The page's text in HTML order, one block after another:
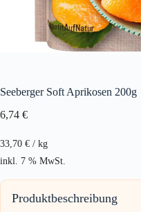
Seeberger Soft Aprikosen 200g
6,74 €
33,70 € / kg
inkl. 7 % MwSt.
Produktbeschreibung